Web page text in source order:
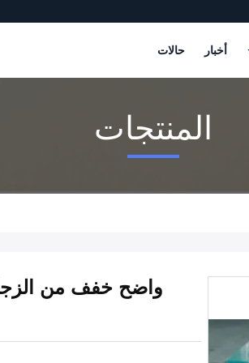
أخبار حالات
المنتجات
واضح خفف من